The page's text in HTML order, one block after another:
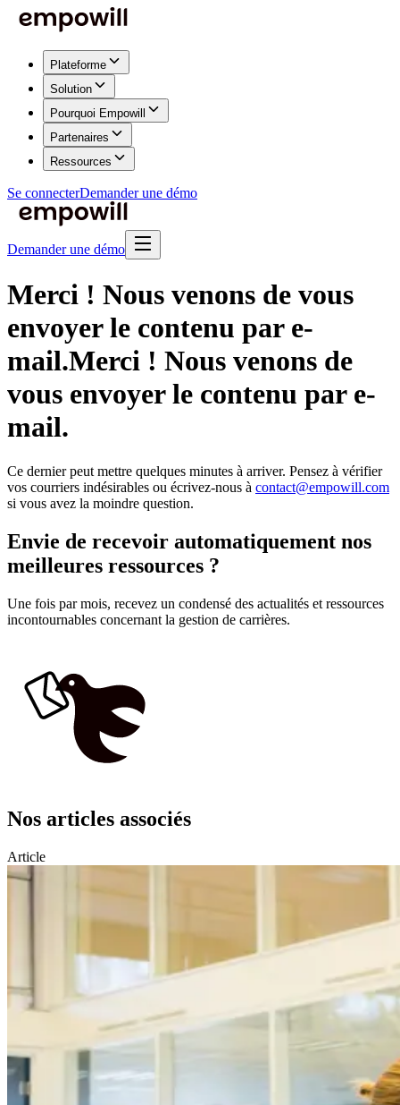
Plateforme
Solution
Pourquoi Empowill
Partenaires
Ressources
Se connecterDemander une démo
Demander une démo
Merci ! Nous venons de vous
envoyer le contenu par e-
mail.Merci ! Nous venons de
vous envoyer le contenu par e-
mail.
Ce dernier peut mettre quelques minutes à arriver. Pensez à vérifier
vos courriers indésirables ou écrivez-nous à contact@empowill.com
si vous avez la moindre question.
Envie de recevoir automatiquement nos
meilleures ressources ?
Une fois par mois, recevez un condensé des actualités et ressources
incontournables concernant la gestion de carrières.
Nos articles associés
Article